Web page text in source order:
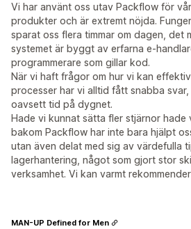
Vi har använt oss utav Packflow för
produkter och är extremt nöjda.
sparat oss flera timmar om dagen, det
systemet är byggt av erfarna e-
programmerare som gillar kod.
När vi haft frågor om hur vi kan
processer har vi alltid fått snabba svar,
oavsett tid på dygnet.
Hade vi kunnat sätta fler stjärnor hade
bakom Packflow har inte bara hjälpt
utan även delat med sig av värdefulla
lagerhantering, något som gjort stor
verksamhet. Vi kan varmt
MAN-UP Defined for Men